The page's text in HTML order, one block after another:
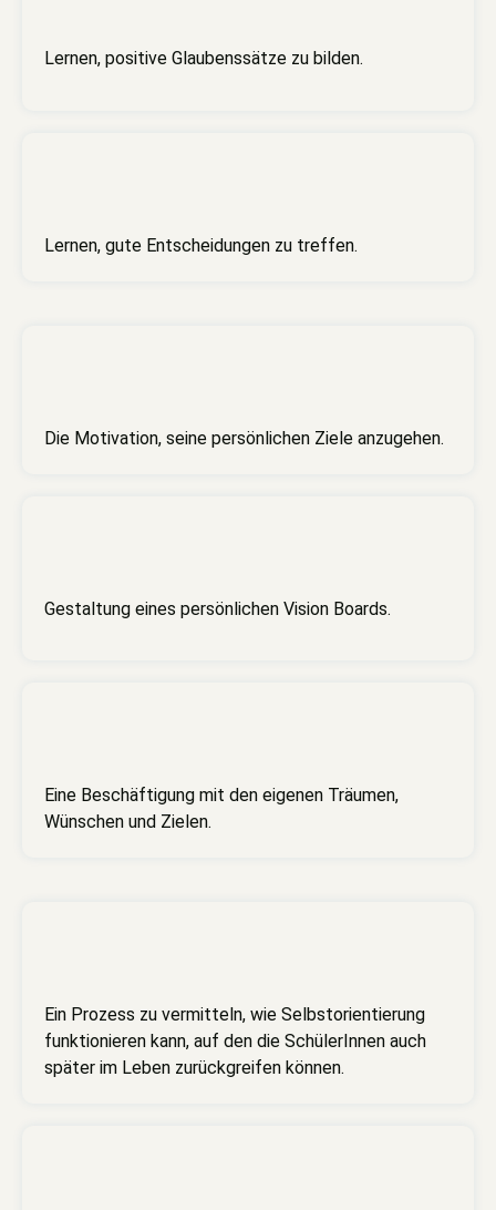
Lernen, positive Glaubenssätze zu bilden.
Lernen, gute Entscheidungen zu treffen.
Die Motivation, seine persönlichen Ziele anzugehen.
Gestaltung eines persönlichen Vision Boards.
Eine Beschäftigung mit den eigenen Träumen,
Wünschen und Zielen.
Ein Prozess zu vermitteln, wie Selbstorientierung
funktionieren kann, auf den die SchülerInnen auch
später im Leben zurückgreifen können.